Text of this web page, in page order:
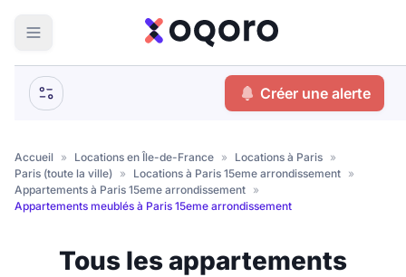
Votre
Que recherchez-vous ?
Colocation Coliving
recherche
Créer une alerte
Accueil » Locations en Île-de-France » Locations à Paris »
Paris (toute la ville) » Locations à Paris 15eme arrondissement »
Appartements à Paris 15eme arrondissement »
Appartements meublés à Paris 15eme arrondissement
Tous les appartements